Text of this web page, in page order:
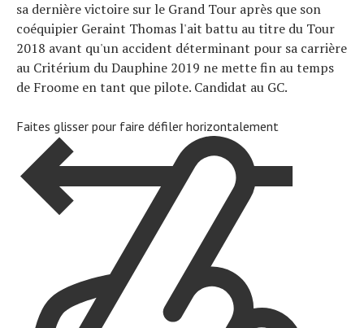
sa dernière victoire sur le Grand Tour après que son
coéquipier Geraint Thomas l'ait battu au titre du Tour
2018 avant qu'un accident déterminant pour sa carrière
au Critérium du Dauphine 2019 ne mette fin au temps
de Froome en tant que pilote. Candidat au GC.
Faites glisser pour faire défiler horizontalement